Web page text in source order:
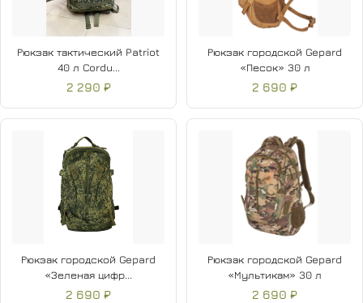
Рюкзак тактический Patriot
40 л Cordu...
2 290 ₽
Рюкзак городской Gepard
«Песок» 30 л
2 690 ₽
Рюкзак городской Gepard
«Зеленая цифр...
2 690 ₽
Рюкзак городской Gepard
«Мультикам» 30 л
2 690 ₽